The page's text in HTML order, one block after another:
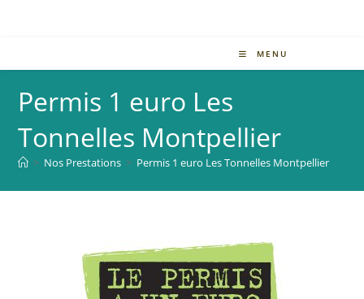
MENU
Permis 1 euro Les
Tonnelles Montpellier
> Nos Prestations > Permis 1 euro Les Tonnelles Montpellier